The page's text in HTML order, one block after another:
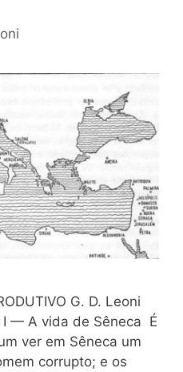
G. D. Leoni
I — A vida de Sêneca É
ver em Sêneca um
corrupto; e os